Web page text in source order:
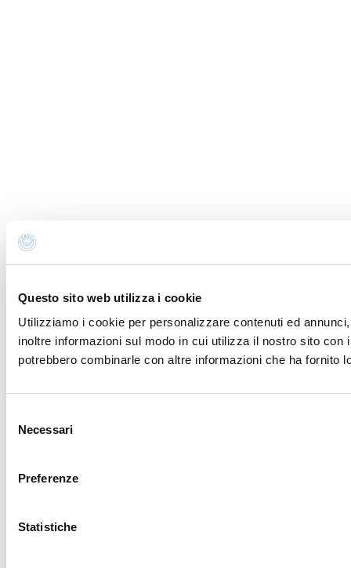
Questo sito web utilizza i cookie
Utilizziamo i cookie per personalizzare contenuti ed
inoltre informazioni sul modo in cui utilizza il nostro sito
potrebbero combinarle con altre informazioni che ha fornito
delNecessari
Preferenze
Statistiche